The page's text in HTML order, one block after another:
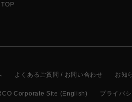
よくあるご質問 / お問い合わせ お知
Corporate Site (English) プライバ